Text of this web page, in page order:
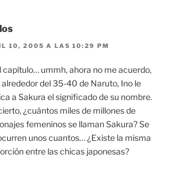
10, 2005 A LAS 10:29 PM
capítulo… ummh, ahora no me acuerdo,
alrededor del 35-40 de Naruto, Ino le
a Sakura el significado de su nombre.
¿cuántos miles de millones de
femeninos se llaman Sakura? Se
unos cuantos… ¿Existe la misma
entre las chicas japonesas?